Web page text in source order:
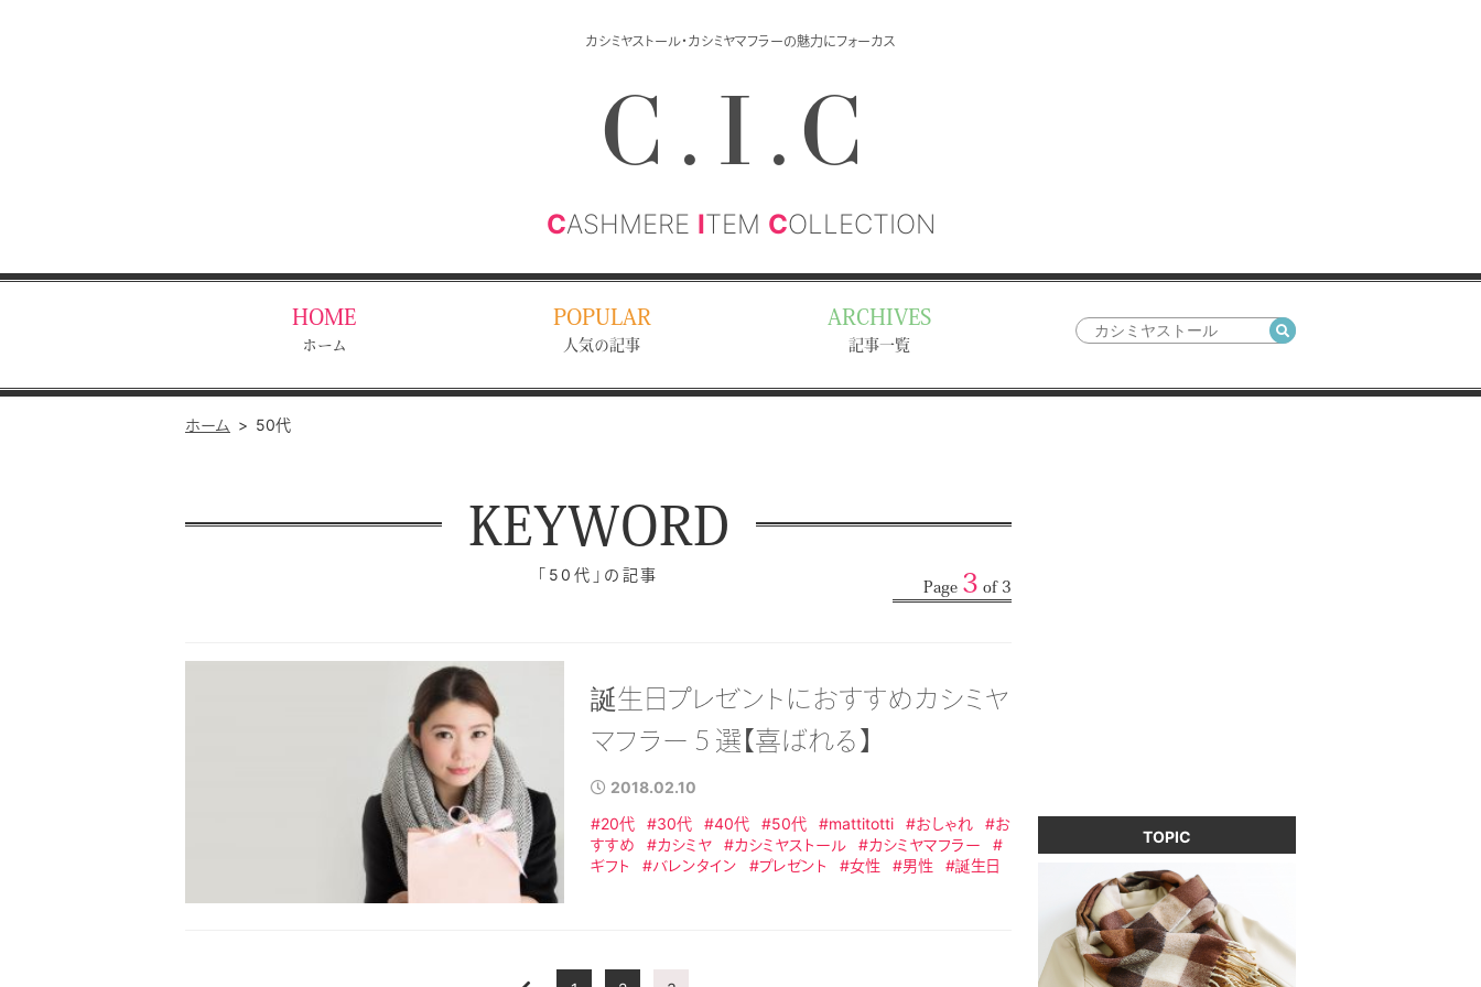
カシミヤストール・カシミヤマフラーの魅力にフォーカス
C.I.C
CASHMERE ITEM COLLECTION
HOME
ホーム
POPULAR
人気の記事
ARCHIVES
記事一覧
ホーム 50代
KEYWORD
「50代」の記事
Page 3 of 3
誕生日プレゼントにおすすめカシミヤ
マフラー５選【喜ばれる】
2018.02.10
#20代
#30代 #40代 #50代 #mattitotti #おしゃれ
#お
すすめ
#カシミヤ #カシミヤストール #カシミヤマフラー
#
ギフト
#バレンタイン #プレゼント #女性 #男性 #誕生日
TOPIC